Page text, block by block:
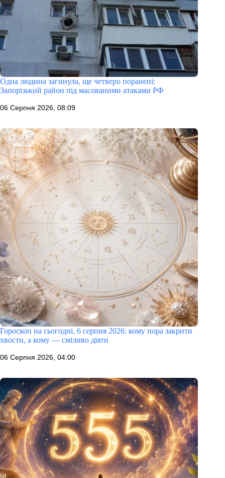
Одна людина загинула, ще четверо поранені:
Запорізький район під масованими атаками РФ
06 Серпня 2026, 08:09
Гороскоп на сьогодні, 6 серпня 2026: кому пора закрити
хвости, а кому — сміливо діяти
06 Серпня 2026, 04:00